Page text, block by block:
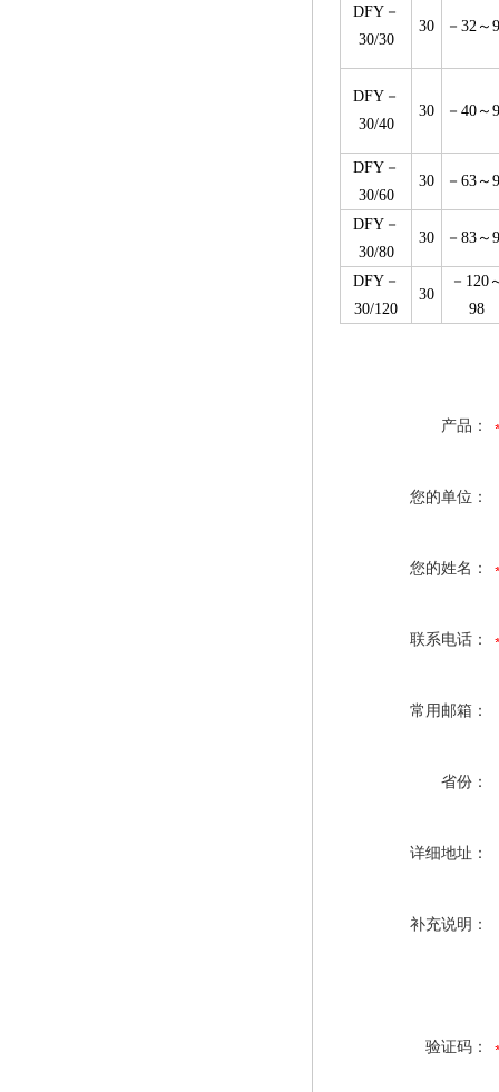
DFY－
30/30
30 －32～
DFY－
30/40
30 －40～
DFY－
30/60
30 －63～
DFY－
30/80
30 －83～
DFY－
30/120
30
－120
98
产品：
您的单位：
您的姓名：
联系电话：
常用邮箱：
省份：
详细地址：
补充说明：
验证码：